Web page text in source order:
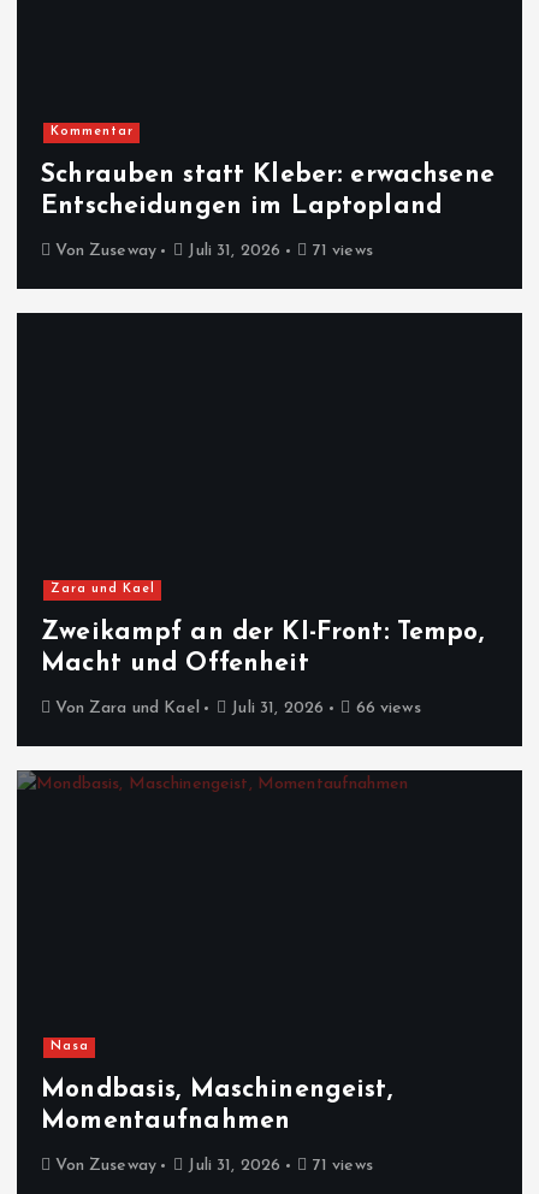
Kommentar
Schrauben statt Kleber: erwachsene
Entscheidungen im Laptopland
Von Zuseway Juli 31, 2026 71 views
Zara und Kael
Zweikampf an der KI-Front: Tempo,
Macht und Offenheit
Von Zara und Kael Juli 31, 2026 66 views
Nasa
Mondbasis, Maschinengeist,
Momentaufnahmen
Von Zuseway Juli 31, 2026 71 views